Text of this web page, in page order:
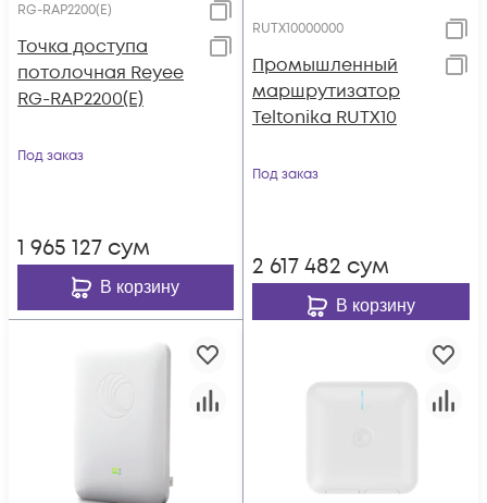
RG-RAP2200(E)
Точка доступа
потолочная Reyee
RG-RAP2200(E)
Под заказ
1 965 127 сум
В корзину
RUTX10000000
Промышленный
маршрутизатор
Teltonika RUTX10
Под заказ
2 617 482 сум
В корзину